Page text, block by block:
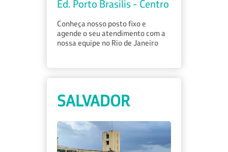
Ed. Porto Brasilis - Centro
Conheça nosso posto fixo e
agende o seu atendimento com a
nossa equipe no Rio de Janeiro
SALVADOR